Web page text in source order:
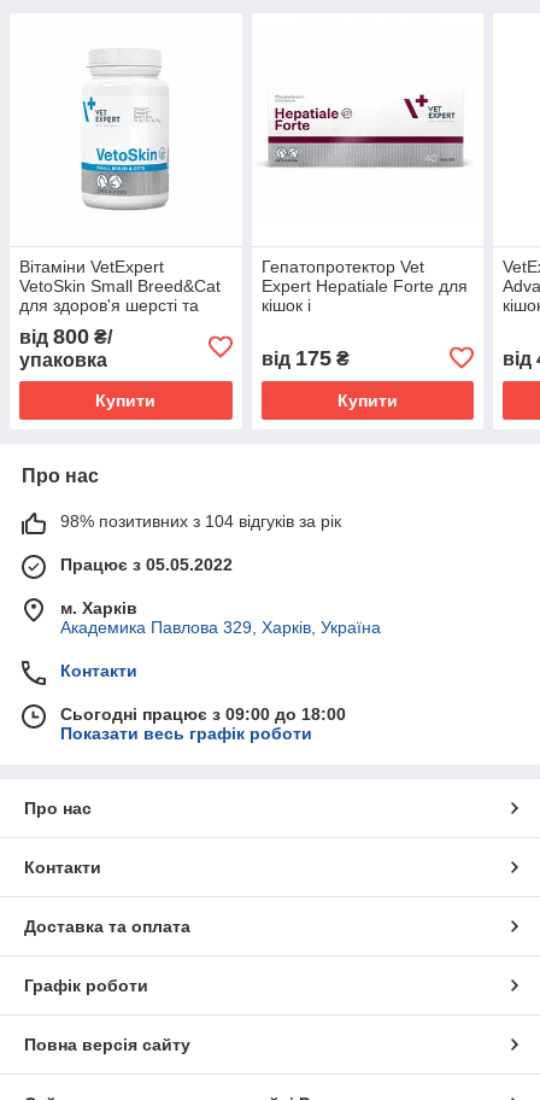
Вітаміни VetExpert
VetoSkin Small Breed&Cat
для здоров'я шерсті та
порід 60 табл
від 800 ₴/
упаковка
Купити
Гепатопротектор Vet
Expert Hepatiale Forte для
кішок і
від 175₴
Купити
від
Про нас
98% позитивних з 104 відгуків за рік
Працює з 05.05.2022
м. Харків
Академика Павлова 329, Харків, Україна
Контакти
Сьогодні працює з 09:00 до 18:00
Показати весь графік роботи
Про нас
Контакти
Доставка та оплата
Графік роботи
Повна версія сайту